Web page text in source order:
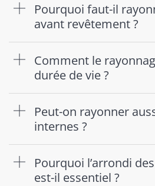
Pourquoi faut-il
avant revêtement ?
Comment le
durée de vie ?
Peut-on rayonner
internes ?
Pourquoi l’arrondi
est-il essentiel ?